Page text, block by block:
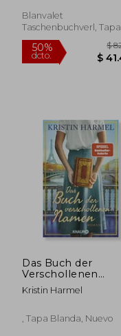
Blanvalet
Taschenbuchverl, Tapa
Blanda, Nuevo
Das Buch der
Verschollenen
Namen: Roman.
Inspiriert von Einer
(en Alemán)
Kristin Harmel
, Tapa Blanda, Nuevo